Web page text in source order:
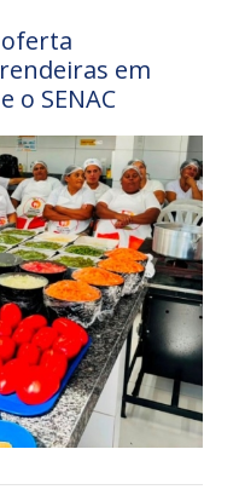
oferta
em
o SENAC